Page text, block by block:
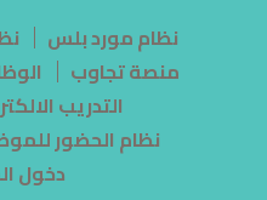
نظام مورد بلس
منصة تجاوب
التدريب
نظام الحضور
دخول